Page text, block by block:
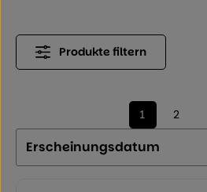
Produkte filtern
Seite
1 Seite
2